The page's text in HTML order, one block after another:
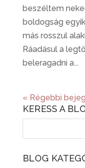
beszéltem
boldogság
más rosszul
Ráadásul a
beleragadni a...
« Régebbi
KERESS A
BLOG